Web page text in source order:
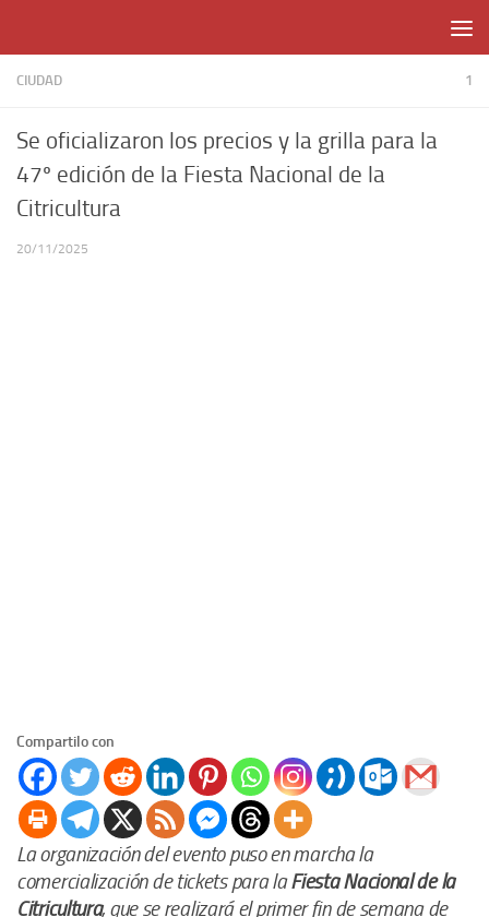
CIUDAD 1
Se oficializaron los precios y la grilla para la
47º edición de la Fiesta Nacional de la
Citricultura
20/11/2025
Compartilo con
La organización del evento puso en marcha la
comercialización de tickets para laFiesta Nacional de la
Citricultura, que se realizará el primer fin de semana de